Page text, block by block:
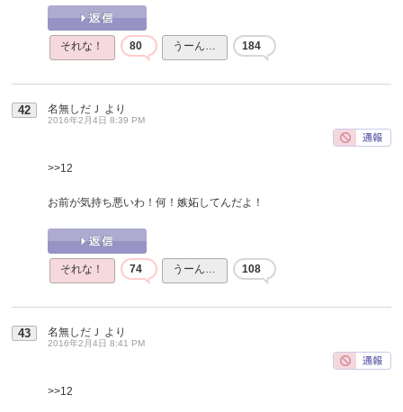
それな！ 80 うーん… 184
42 名無しだＪ より
2016年2月4日 8:39 PM
>>12
お前が気持ち悪いわ！何！嫉妬してんだよ！
それな！ 74 うーん… 108
43 名無しだＪ より
2016年2月4日 8:41 PM
>>12